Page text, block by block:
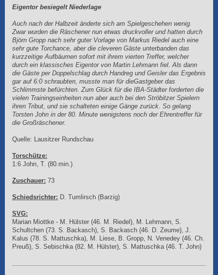
Eigentor besiegelt Niederlage
Auch nach der Halbzeit änderte sich am Spielgeschehen wenig.
Zwar wurden die Räschener nun etwas druckvoller und hatten durch
Björn Gropp nach sehr guter Vorlage von Markus Riedel auch eine
sehr gute Torchance, aber die cleveren Gäste unterbanden das
kurzzeitige Aufbäumen sofort mit ihrem vierten Treffer, welcher
durch ein klassisches Eigentor von Martin Lehmann fiel. Als dann
die Gäste per Doppelschlag durch Handreg und Geisler das Ergebnis
gar auf 6:0 schraubten, musste man für dieGastgeber das
Schlimmste befürchten. Zum Glück für die IBA-Städter forderten die
vielen Trainingseinheiten nun aber auch bei den Ströbitzer Spielern
ihren Tribut, und sie schalteten einige Gänge zurück. So gelang
Torsten John in der 80. Minute wenigstens noch der Ehrentreffer für
die Großräschener.
Quelle: Lausitzer Rundschau
Torschütze:
1:6 John, T. (80.min.)
Zuschauer: 73
Schiedsrichter: D. Tumlirsch (Barzig)
SVG:
Marian Miottke - M. Hülster (46. M. Riedel), M. Lehmann, S.
Schultchen (73. S. Backasch), S. Backasch (46. D. Zeume), J.
Kalus (78. S. Mattuschka), M. Liese, B. Gropp, N. Venedey (46. Ch.
Preuß), S. Sebischka (82. M. Hülster), S. Mattuschka (46. T. John)